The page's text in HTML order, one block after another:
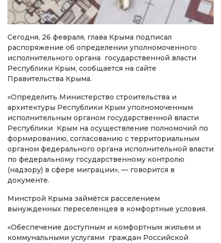
Сегодня, 26 февраля, глава Крыма подписал
распоряжение об определении уполномоченного
исполнительного органа государственной власти
Республики Крым, сообщается на сайте
Правительства Крыма.
«Определить Министерство строительства и
архитектуры Республики Крым уполномоченным
исполнительным органом государственной власти
Республики Крым на осуществление полномочий по
формированию, согласованию с территориальным
органом федерального органа исполнительной власти
по федеральному государственному контролю
(надзору) в сфере миграции», — говорится в
документе.
Минстрой Крыма займётся расселением
вынужденных переселенцев в комфортные условия.
«Обеспечение доступным и комфортным жильем и
коммунальными услугами граждан Российской